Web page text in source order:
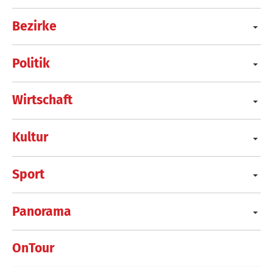
Bezirke
Politik
Wirtschaft
Kultur
Sport
Panorama
OnTour